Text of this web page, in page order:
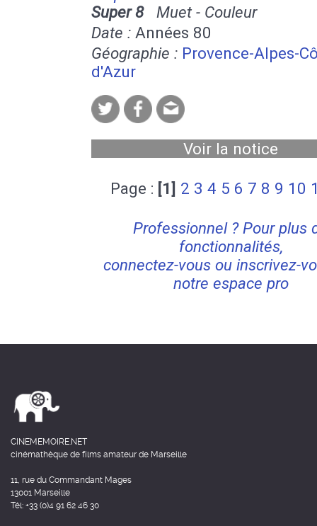
Super 8Muet - Couleur
Date : Années 80
Géographie : Provence-Alpes-
d'Azur
Voir la notice
Page : [1] 2 3 4 5 6 7 8 9 10
Professionnel ? Pour plus
fonctionnalités,
connectez-vous ou inscrivez-
notre espace pro
CINEMEMOIRE.NET
cinémathèque de films amateur de Marseille
11, rue du Commandant Mages
13001 Marseille
Tél: +33 (0)4 91 62 46 30